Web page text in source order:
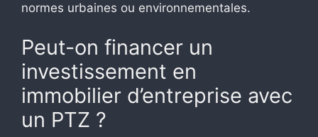
normes urbaines ou environnementales.
Peut-on financer un
investissement en
immobilier d’entreprise avec
un PTZ ?